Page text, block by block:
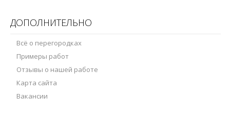
ДОПОЛНИТЕЛЬНО
Всё о перегородках
Примеры работ
Отзывы о нашей работе
Карта сайта
Вакансии